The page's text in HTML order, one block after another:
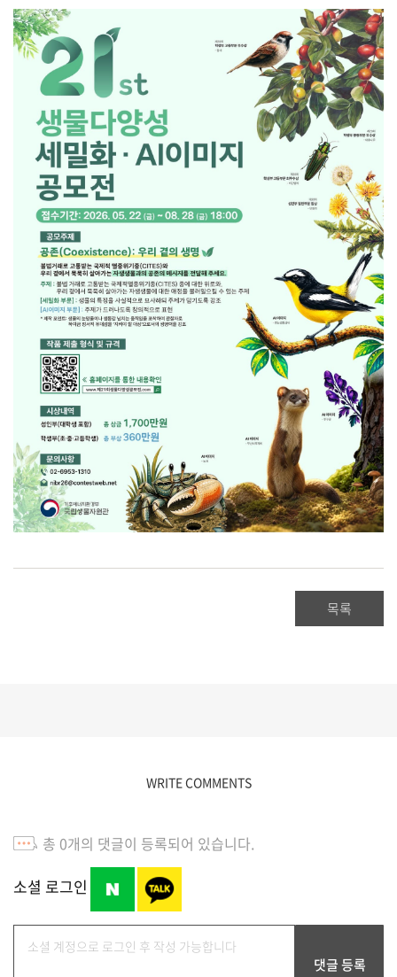
목록
WRITE COMMENTS
총 0개의 댓글이 등록되어 있습니다.
소셜 로그인